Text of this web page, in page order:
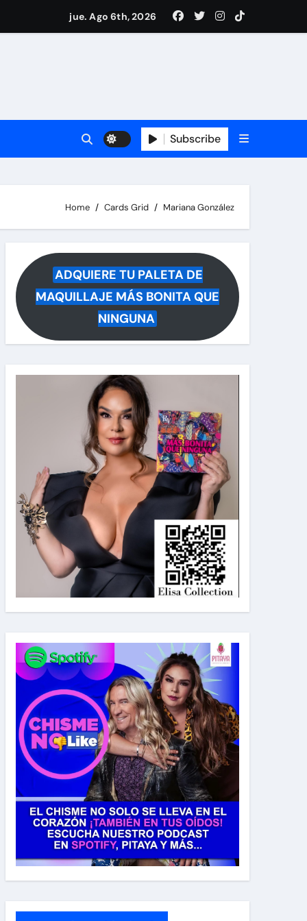
Medina y revela lo que muchos querían saber
a la noticia
jue. Ago 6th, 2026
Subscribe
Home Cards Grid Mariana González
ADQUIERE TU PALETA DE
MAQUILLAJE MÁS BONITA QUE
NINGUNA